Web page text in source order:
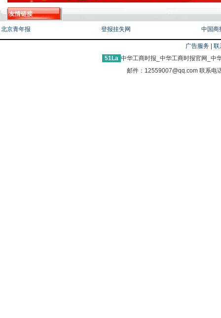
友情链接
北京青年报 登报挂失网 中国商
广告服务
联
51La 中华工商时报_中华工商时报官网_中
邮件：12559007@qq.com 联系